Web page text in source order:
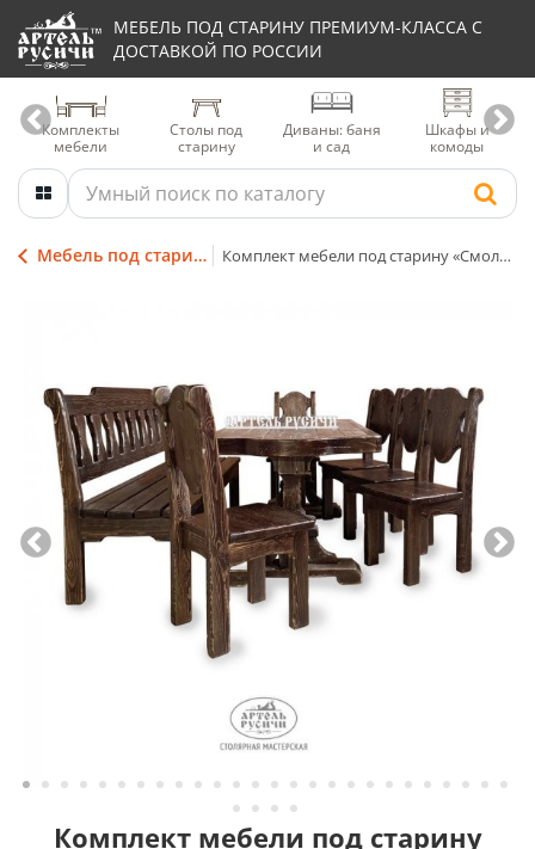
МЕБЕЛЬ ПОД СТАРИНУ ПРЕМИУМ-КЛАССА С
ДОСТАВКОЙ ПО РОССИИ
Комплекты
мебели
Столы под
старину
Диваны: баня
и сад
Шкафы и
комоды
Мебель под старину из дерева Комплект мебели под старину «Смоленский» в стиле лофт
Комплект мебели под старину